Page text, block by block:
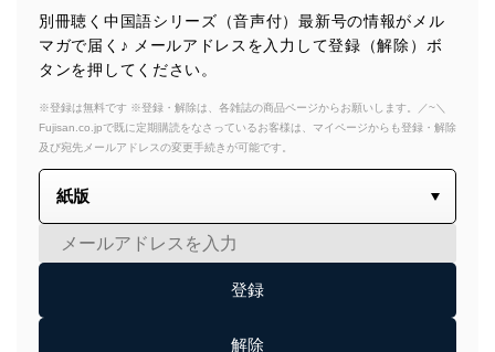
別冊聴く中国語シリーズ（音声付）最新号の情報がメル
マガで届く♪ メールアドレスを入力して登録（解除）ボ
タンを押してください。
※登録は無料です ※登録・解除は、各雑誌の商品ページからお願いします。／~＼
Fujisan.co.jpで既に定期購読をなさっているお客様は、マイページからも登録・解除
及び宛先メールアドレスの変更手続きが可能です。